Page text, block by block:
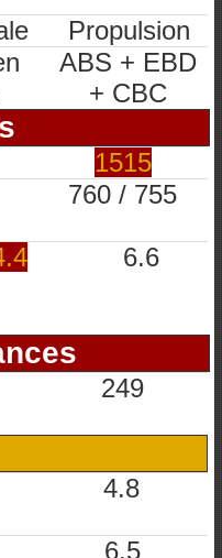
Propulsion
ABS + EBD
+ CBC
1515
760 / 755
6.6
249
4.8
6.5